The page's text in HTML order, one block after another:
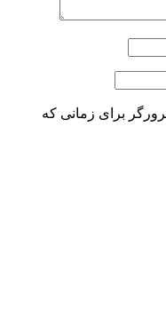
برای زمانی که